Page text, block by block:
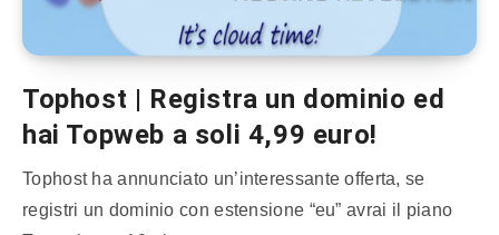
Tophost | Registra un dominio ed
hai Topweb a soli 4,99 euro!
Tophost ha annunciato un’interessante offerta, se
registri un dominio con estensione “eu” avrai il piano